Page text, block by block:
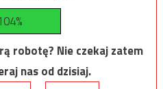
robotę? Nie czekaj zatem
nas od dzisiaj.